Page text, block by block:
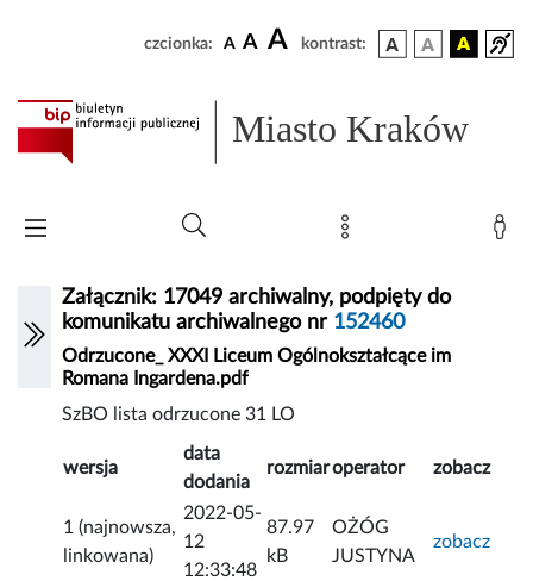
czcionka: A A A kontrast:
Miasto Kraków
Załącznik: 17049 archiwalny, podpięty do
komunikatu archiwalnego nr 152460
Odrzucone_ XXXI Liceum Ogólnokształcące im
Romana Ingardena.pdf
SzBO lista odrzucone 31 LO
wersja
data
dodania
rozmiaroperator zobacz
1 (najnowsza,
linkowana)
2022-05-
12
12:33:48
87.97
kB
OŻÓG
JUSTYNA
zobacz